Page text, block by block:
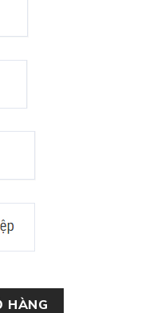
BA-08 số lượng
HÀNG